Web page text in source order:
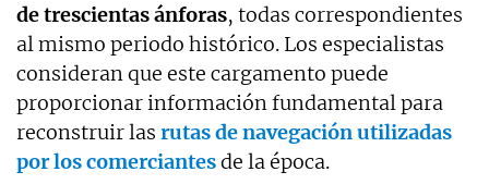
de trescientas ánforas, todas correspondientes
al mismo periodo histórico. Los especialistas
consideran que este cargamento puede
proporcionar información fundamental para
reconstruir las rutas de navegación utilizadas
por los comerciantesde la época.